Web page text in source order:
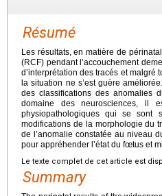
Résumé
Les résultats, en matière de
(RCF) pendant l’accouchement
d’interprétation des tracés et
la situation ne s’est guère
des classifications des anomalies
domaine des neurosciences, il
physiopathologiques qui se sont
modifications de la morphologie du
de l’anomalie constatée au niveau
pour appréhender l’état du fœtus et
Le texte complet de cet article est
Summary